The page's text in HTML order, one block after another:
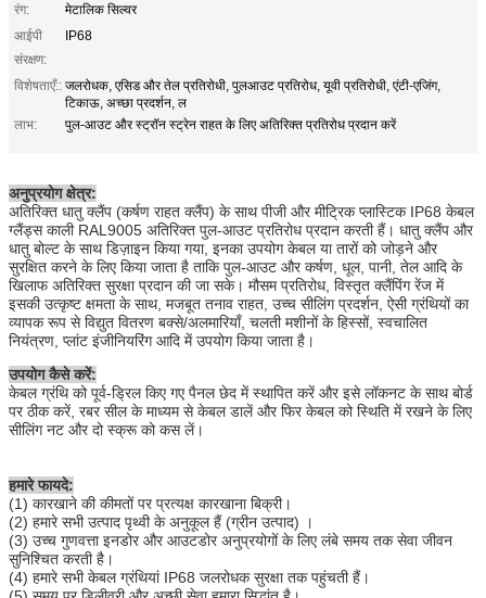
रंग:
मेटालिक सिल्वर
आईपी ​​​​
संरक्षण:
IP68
विशेषताएँ:: जलरोधक, एसिड और तेल प्रतिरोधी, पुलआउट प्रतिरोध, यूवी प्रतिरोधी, एंटी-एजिंग,
टिकाऊ, अच्छा प्रदर्शन, ल
लाभ:
पुल-आउट और स्ट्रॉन स्ट्रेन राहत के लिए अतिरिक्त प्रतिरोध प्रदान करें
अनुप्रयोग क्षेत्र:
अतिरिक्त धातु क्लैंप (कर्षण राहत क्लैंप) के साथ पीजी और मीट्रिक प्लास्टिक IP68 केबल
ग्लैंड्स काली RAL9005 अतिरिक्त पुल-आउट प्रतिरोध प्रदान करती हैं। धातु क्लैंप और
धातु बोल्ट के साथ डिज़ाइन किया गया, इनका उपयोग केबल या तारों को जोड़ने और
सुरक्षित करने के लिए किया जाता है ताकि पुल-आउट और कर्षण, धूल, पानी, तेल आदि के
खिलाफ अतिरिक्त सुरक्षा प्रदान की जा सके। मौसम प्रतिरोध, विस्तृत क्लैंपिंग रेंज में
इसकी उत्कृष्ट क्षमता के साथ, मजबूत तनाव राहत, उच्च सीलिंग प्रदर्शन, ऐसी ग्रंथियों का
व्यापक रूप से विद्युत वितरण बक्से/अलमारियाँ, चलती मशीनों के हिस्सों, स्वचालित
नियंत्रण, प्लांट इंजीनियरिंग आदि में उपयोग किया जाता है।
उपयोग कैसे करें:
केबल ग्रंथि को पूर्व-ड्रिल किए गए पैनल छेद में स्थापित करें और इसे लॉकनट के साथ बोर्ड
पर ठीक करें, रबर सील के माध्यम से केबल डालें और फिर केबल को स्थिति में रखने के लिए
सीलिंग नट और दो स्क्रू को कस लें।
हमारे फायदे:
(1) कारखाने की कीमतों पर प्रत्यक्ष कारखाना बिक्री।
(2) हमारे सभी उत्पाद पृथ्वी के अनुकूल हैं (ग्रीन उत्पाद) ।
(3) उच्च गुणवत्ता इनडोर और आउटडोर अनुप्रयोगों के लिए लंबे समय तक सेवा जीवन
सुनिश्चित करती है।
(4) हमारे सभी केबल ग्रंथियां IP68 जलरोधक सुरक्षा तक पहुंचती हैं।